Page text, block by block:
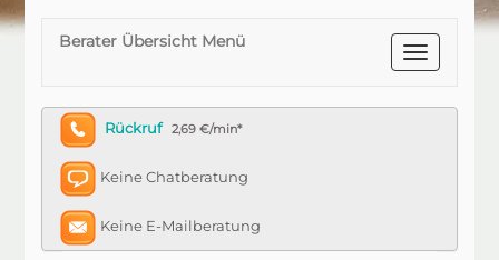
Berater Übersicht Menü
Rückruf 2,69 €/min*
Keine Chatberatung
Keine E-Mailberatung